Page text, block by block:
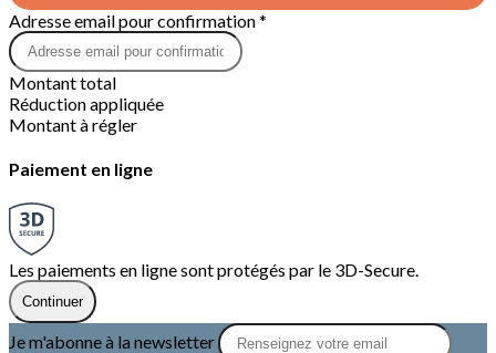
Adresse email pour confirmation *
Montant total
Réduction appliquée
Montant à régler
Paiement en ligne
Les paiements en ligne sont protégés par le 3D-Secure.
Continuer
Je m'abonne à la newsletter